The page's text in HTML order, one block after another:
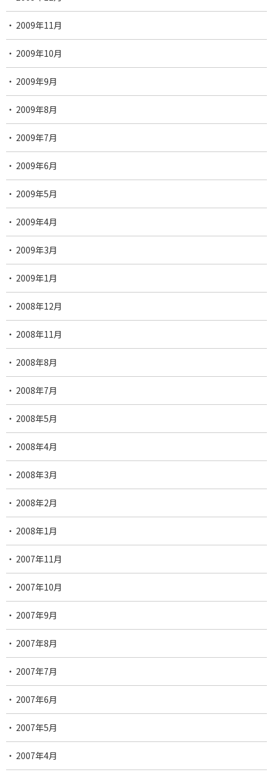
2009年11月
2009年10月
2009年9月
2009年8月
2009年7月
2009年6月
2009年5月
2009年4月
2009年3月
2009年1月
2008年12月
2008年11月
2008年8月
2008年7月
2008年5月
2008年4月
2008年3月
2008年2月
2008年1月
2007年11月
2007年10月
2007年9月
2007年8月
2007年7月
2007年6月
2007年5月
2007年4月